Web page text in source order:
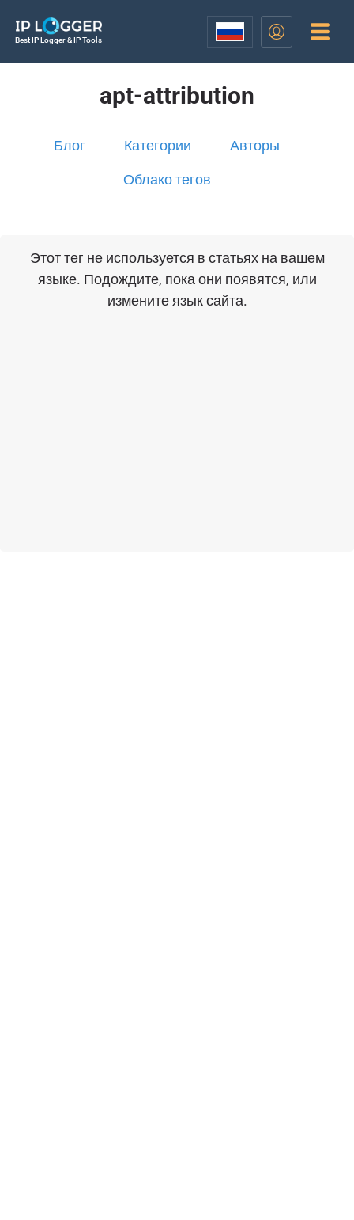
Best IP Logger & IP Tools
apt-attribution
Блог Категории Авторы
Облако тегов